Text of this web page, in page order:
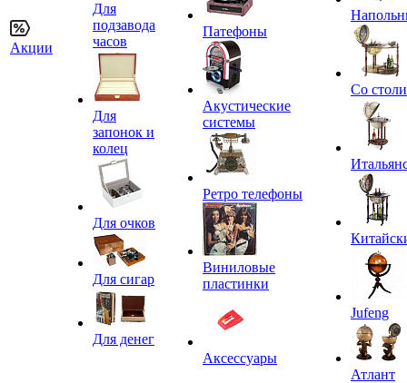
Акции
Для
подзавода
часов
Для
запонок и
колец
Для очков
Для сигар
Для денег
Патефоны
Акустические
системы
Ретро телефоны
Виниловые
пластинки
Аксессуары
Со
Jufeng
Атлант